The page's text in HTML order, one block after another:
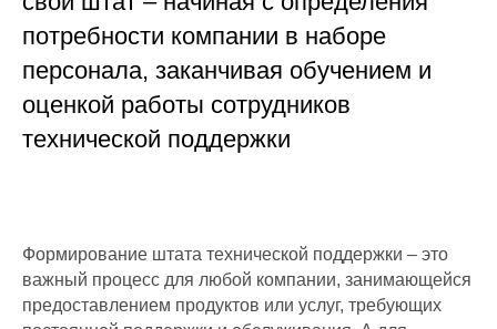
потребности компании в наборе
персонала, заканчивая обучением и
оценкой работы сотрудников
технической поддержки
Формирование штата технической поддержки – это
важный процесс для любой компании, занимающейся
предоставлением продуктов или услуг, требующих